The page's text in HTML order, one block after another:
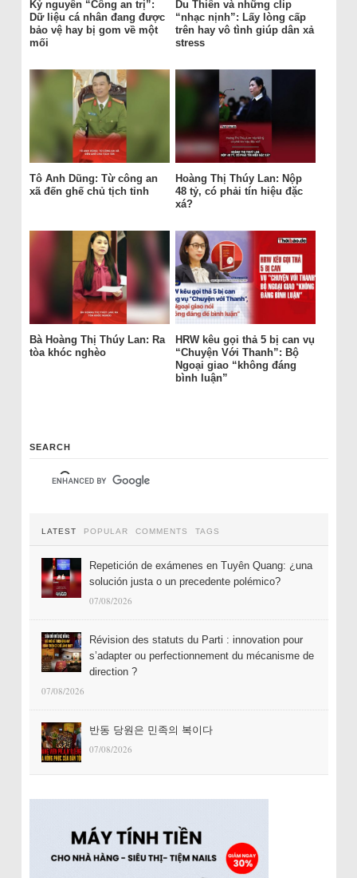
Kỷ nguyên “Công an trị”:
Dữ liệu cá nhân đang được
bảo vệ hay bị gom về một
mối
Du Thiên và những clip
“nhạc nịnh”: Lấy lòng cấp
trên hay vô tình giúp dân xả
stress
Tô Anh Dũng: Từ công an
xã đến ghế chủ tịch tỉnh
Hoàng Thị Thúy Lan: Nộp
48 tỷ, có phải tín hiệu đặc
xá?
Bà Hoàng Thị Thúy Lan: Ra
tòa khóc nghèo
HRW kêu gọi thả 5 bị can vụ
“Chuyện Với Thanh”: Bộ
Ngoại giao “không đáng
bình luận”
SEARCH
LATEST POPULAR COMMENTS TAGS
Repetición de exámenes en Tuyên Quang: ¿una
solución justa o un precedente polémico?
07/08/2026
Révision des statuts du Parti : innovation pour
s’adapter ou perfectionnement du mécanisme de
direction ?
07/08/2026
반동 당원은 민족의 복이다
07/08/2026